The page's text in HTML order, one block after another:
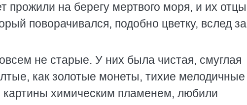
прожили на берегу мертвого моря, и их отцы
поворачивался, подобно цветку, вслед за
не старые. У них была чистая, смуглая
как золотые монеты, тихие мелодичные
химическим пламенем, любили